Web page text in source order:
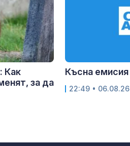
Как
за да
Късна емисия
22:49 • 06.08.26